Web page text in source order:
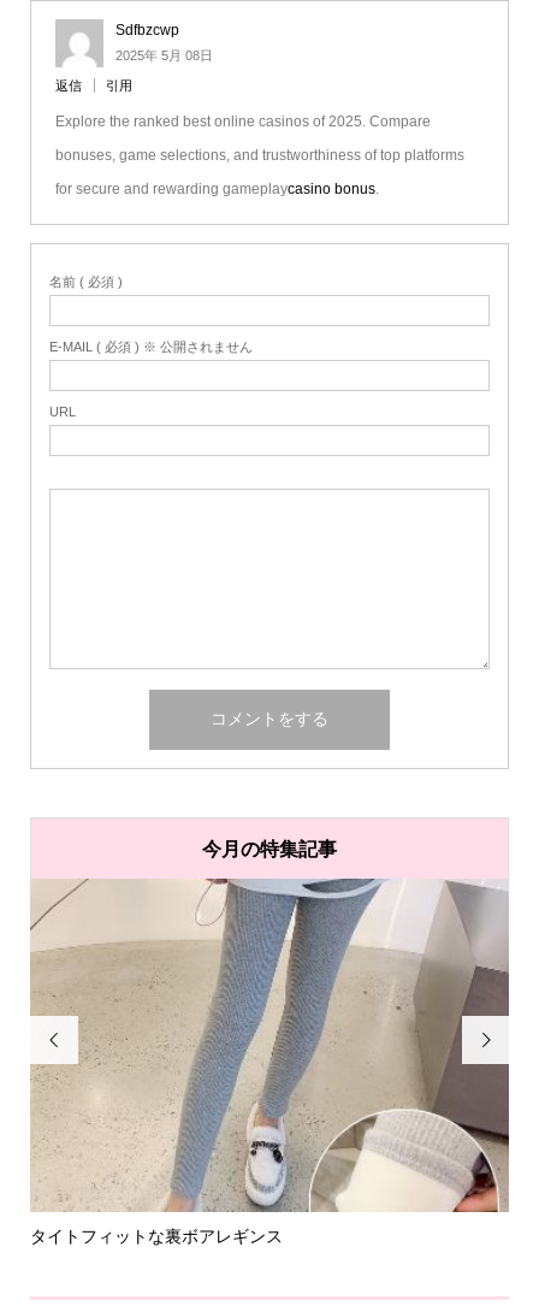
Sdfbzcwp
2025年 5月 08日
返信 引用
Explore the ranked best online casinos of 2025. Compare
bonuses, game selections, and trustworthiness of top platforms
for secure and rewarding gameplaycasino bonus.
名前 ( 必須 )
E-MAIL ( 必須 ) ※ 公開されません
URL
今月の特集記事

タイトフィットな裏ボアレギンス
